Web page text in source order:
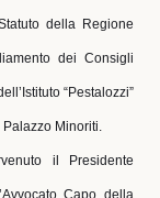
della Regione
dei Consigli
“Pestalozzi”
Minoriti.
il Presidente
Capo della